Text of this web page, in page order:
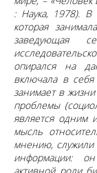
: Наука, 1978). В
которая
заведующая
опирался на
включала в
занимает в
проблемы
является одним
мысль
мнению,
информации: